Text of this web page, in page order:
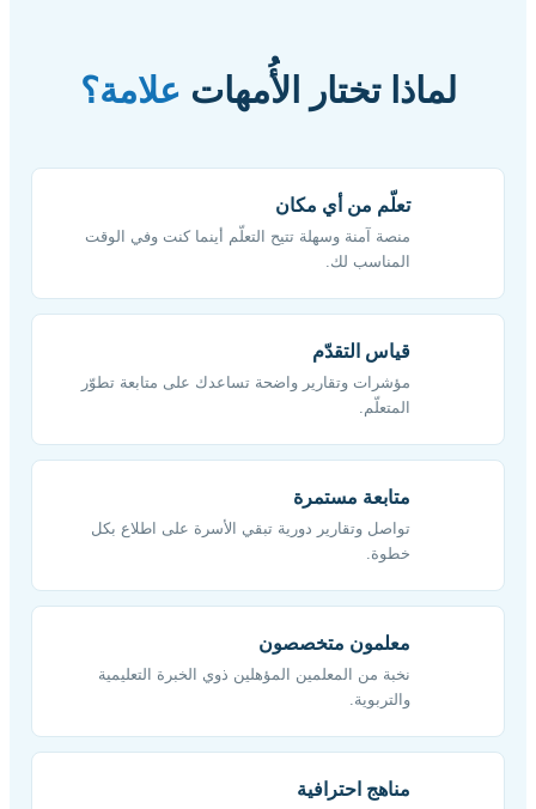
لماذا تختار الأُمهات علامة؟
تعلّم من أي مكان
منصة آمنة وسهلة تتيح التعلّم أينما كنت وفي الوقت
المناسب لك.
قياس التقدّم
مؤشرات وتقارير واضحة تساعدك على متابعة تطوّر
المتعلّم.
متابعة مستمرة
تواصل وتقارير دورية تبقي الأسرة على اطلاع بكل
خطوة.
معلمون متخصصون
نخبة من المعلمين المؤهلين ذوي الخبرة التعليمية
والتربوية.
مناهج احترافية